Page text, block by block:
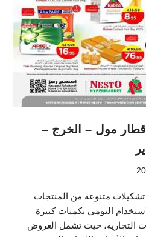
مول – الخرج –
متنوعة من المنتجات
اليومي بكميات كبيرة
التجارية، حيث تشمل العروض